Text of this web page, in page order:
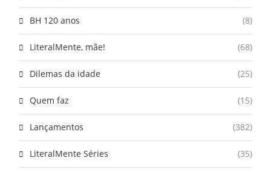
BH 120 anos (8)
LiteralMente, mãe! (68)
Dilemas da idade (25)
Quem faz (15)
Lançamentos (382)
LiteralMente Séries (35)